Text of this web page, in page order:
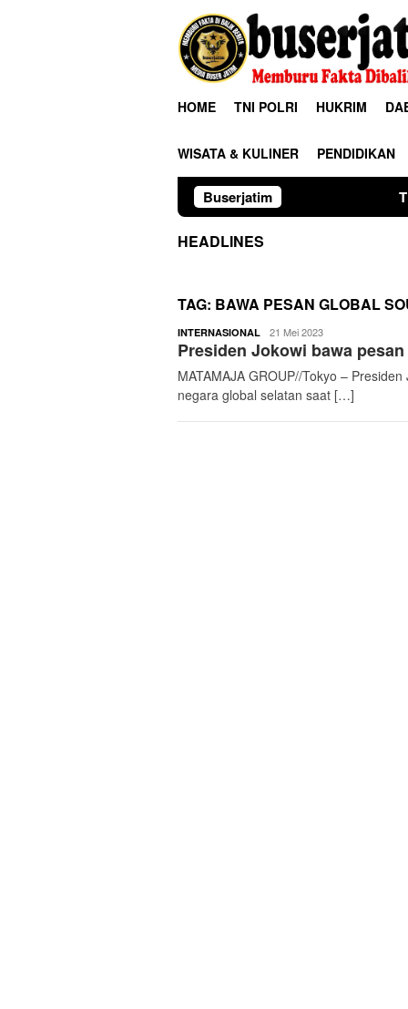
HOME TNI POLRI HUKRIM
WISATA & KULINER PENDIDIKAN
Buserjatim TNI-Polri
HEADLINES
TAG: BAWA PESAN GLOBAL
INTERNASIONAL buserjatim
21 Mei 2023
Presiden Jokowi bawa
MATAMAJA GROUP//Tokyo –
negara global selatan saat […]